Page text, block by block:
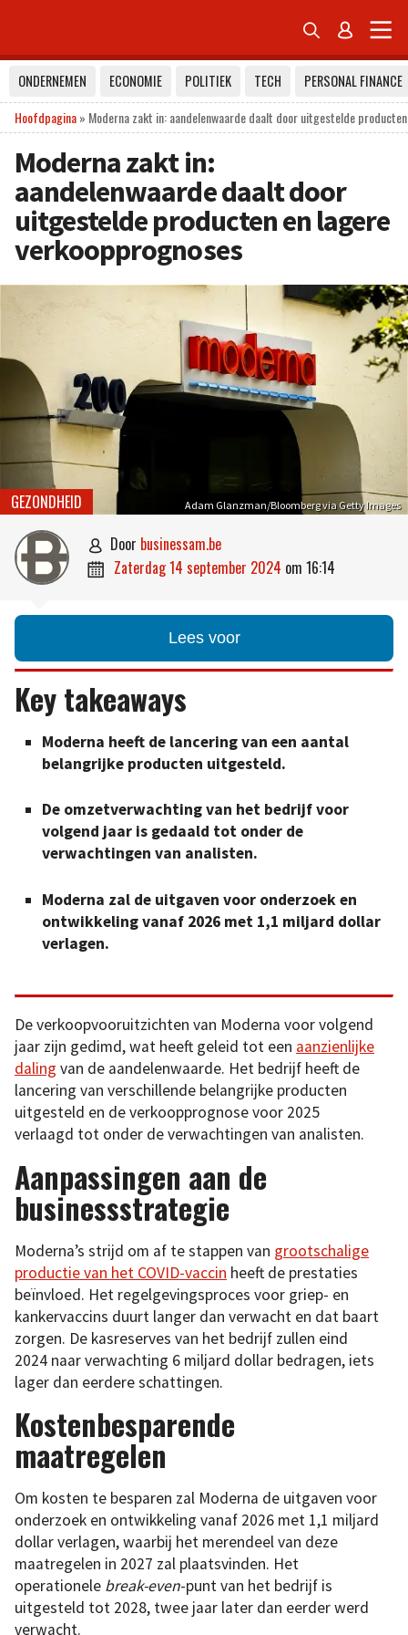
 
ONDERNEMEN ECONOMIE POLITIEK TECH
PERSONAL FINANCE
Hoofdpagina» Moderna zakt in: aandelenwaarde daalt door uitgestelde
Moderna zakt in:
aandelenwaarde daalt door
uitgestelde producten en lagere
verkoopprognoses
Adam Glanzman/Bloomberg via Getty Images
GEZONDHEID
 door businessam.be
 zaterdag 14 september 2024 om 16:14
Lees voor
Key takeaways
Moderna heeft de lancering van een aantal
belangrijke producten uitgesteld.
De omzetverwachting van het bedrijf voor
volgend jaar is gedaald tot onder de
verwachtingen van analisten.
Moderna zal de uitgaven voor onderzoek en
ontwikkeling vanaf 2026 met 1,1 miljard dollar
verlagen.
De verkoopvooruitzichten van Moderna voor volgend
jaar zijn gedimd, wat heeft geleid tot een aanzienlijke
daling van de aandelenwaarde. Het bedrijf heeft de
lancering van verschillende belangrijke producten
uitgesteld en de verkoopprognose voor 2025
verlaagd tot onder de verwachtingen van analisten.
Aanpassingen aan de
businessstrategie
Moderna’s strijd om af te stappen van grootschalige
productie van het COVID-vaccin heeft de prestaties
beïnvloed. Het regelgevingsproces voor griep- en
kankervaccins duurt langer dan verwacht en dat baart
zorgen. De kasreserves van het bedrijf zullen eind
2024 naar verwachting 6 miljard dollar bedragen, iets
lager dan eerdere schattingen.
Kostenbesparende
maatregelen
Om kosten te besparen zal Moderna de uitgaven voor
onderzoek en ontwikkeling vanaf 2026 met 1,1 miljard
dollar verlagen, waarbij het merendeel van deze
maatregelen in 2027 zal plaatsvinden. Het
operationele break-even-punt van het bedrijf is
uitgesteld tot 2028, twee jaar later dan eerder werd
verwacht.